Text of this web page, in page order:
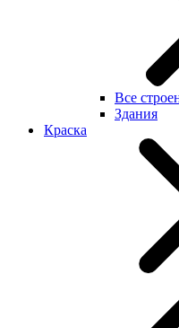
Все
Здания
Краска